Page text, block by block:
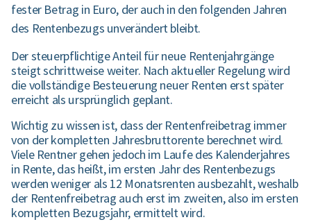
fester Betrag in Euro, der auch in den folgenden Jahren
des Rentenbezugs unverändert bleibt.
Der steuerpflichtige Anteil für neue Rentenjahrgänge
steigt schrittweise weiter. Nach aktueller Regelung wird
die vollständige Besteuerung neuer Renten erst später
erreicht als ursprünglich geplant.
Wichtig zu wissen ist, dass der Rentenfreibetrag immer
von der kompletten Jahresbruttorente berechnet wird.
Viele Rentner gehen jedoch im Laufe des Kalenderjahres
in Rente, das heißt, im ersten Jahr des Rentenbezugs
werden weniger als 12 Monatsrenten ausbezahlt, weshalb
der Rentenfreibetrag auch erst im zweiten, also im ersten
kompletten Bezugsjahr, ermittelt wird.